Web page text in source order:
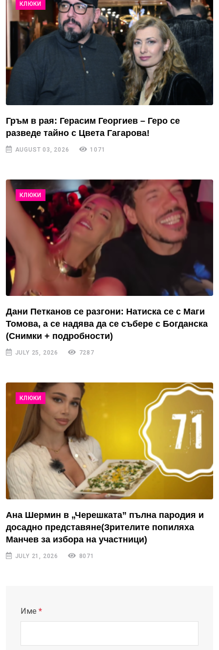
КЛЮКИ
Гръм в рая: Герасим Георгиев – Геро се
разведе тайно с Цвета Гагарова!
AUGUST 03, 2026 1071
КЛЮКИ
Дани Петканов се разгони: Натиска се с Маги
Томова, а се надява да се събере с Богданска
(Снимки + подробности)
JULY 25, 2026 7287
КЛЮКИ
Ана Шермин в „Черешката” пълна пародия и
досадно представяне(Зрителите попиляха
Манчев за избора на участници)
JULY 21, 2026 8071
Име *